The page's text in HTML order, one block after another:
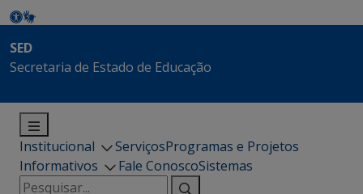
SED
Secretaria de Estado de Educação
Institucional ServiçosProgramas e Projetos
Informativos
Fale ConoscoSistemas
Pesquisar